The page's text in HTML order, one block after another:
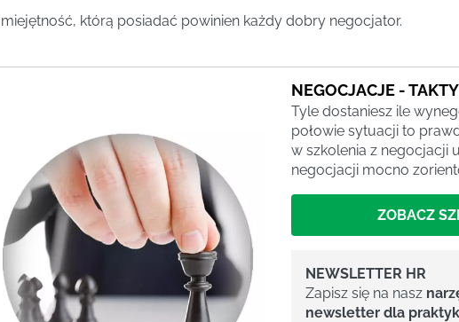
którą posiadać powinien każdy dobry negocjator.
NEGOCJACJE -
Tyle dostaniesz ile
połowie sytuacji to
w szkolenia z negocjacji
negocjacji mocno
ZOBACZ
NEWSLETTER HR
Zapisz się na nasz
newsletter dla